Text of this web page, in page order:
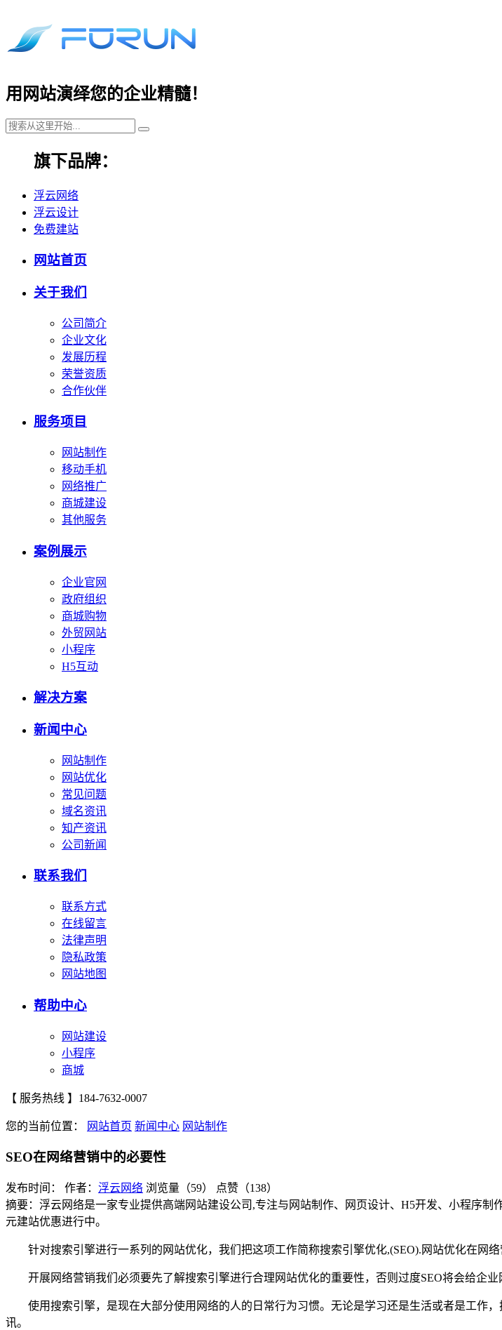
用网站演绎您的企业精髓！
旗下品牌：
浮云网络
浮云设计
免费建站
网站首页
关于我们
公司简介
企业文化
发展历程
荣誉资质
合作伙伴
服务项目
网站制作
移动手机
网络推广
商城建设
其他服务
案例展示
企业官网
政府组织
商城购物
外贸网站
小程序
H5互动
解决方案
新闻中心
网站制作
网站优化
常见问题
域名资讯
知产资讯
公司新闻
联系我们
联系方式
在线留言
法律声明
隐私政策
网站地图
帮助中心
网站建设
小程序
商城
【 服务热线 】 184-7632-0007
您的当前位置： 网站首页 新闻中心 网站制作
SEO在网络营销中的必要性
发布时间： 作者： 浮云网络 浏览量（59）
点赞（138）
摘要：浮云网络是一家专业提供高端网站建设公司,专注与网站制作、网页设计、H5开发、小程序
元建站优惠进行中。
针对搜索引擎进行一系列的网站优化，我们把这项工作简称搜索引擎优化,(SEO).网站优化在网络
开展网络营销我们必须要先了解搜索引擎进行合理网站优化的重要性，否则过度SEO将会给企业
使用搜索引擎，是现在大部分使用网络的人的日常行为习惯。无论是学习还是生活或者是工作
讯。